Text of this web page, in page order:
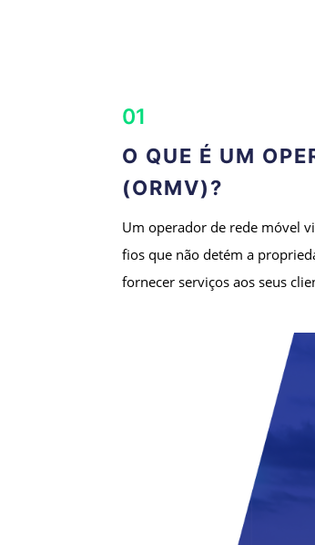
01
O QUE É UM
(ORMV)?
Um operador de rede móvel
fios que não detém a
fornecer serviços aos seus